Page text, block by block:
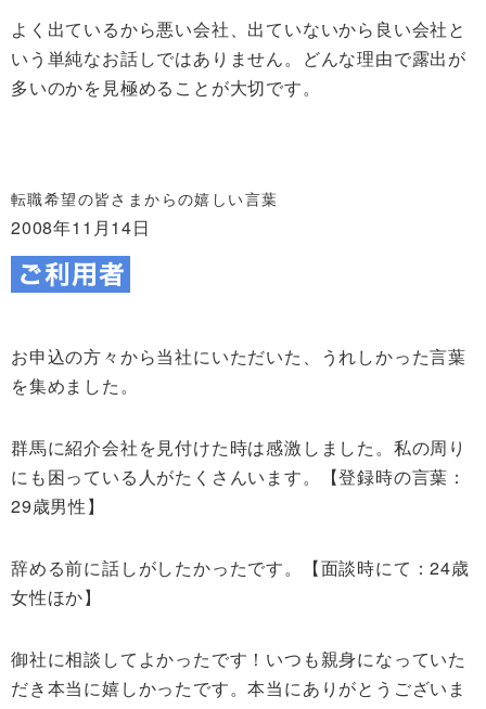
よく出ているから悪い会社、出ていないから良い会社と
いう単純なお話しではありません。どんな理由で露出が
多いのかを見極めることが大切です。
転職希望の皆さまからの嬉しい言葉
2008年11月14日
お申込の方々から当社にいただいた、うれしかった言葉
を集めました。
群馬に紹介会社を見付けた時は感激しました。私の周り
にも困っている人がたくさんいます。【登録時の言葉：
29歳男性】
辞める前に話しがしたかったです。【面談時にて：24歳
女性ほか】
御社に相談してよかったです！いつも親身になっていた
だき本当に嬉しかったです。本当にありがとうございま